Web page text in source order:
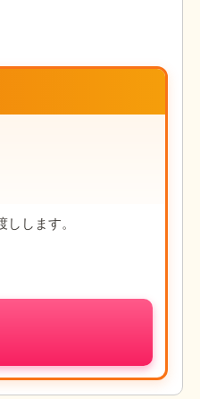
します。